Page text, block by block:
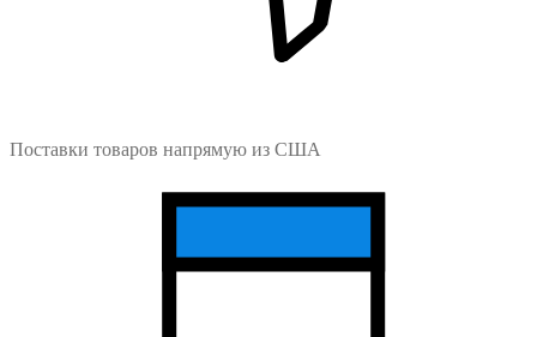
Поставки товаров напрямую из США